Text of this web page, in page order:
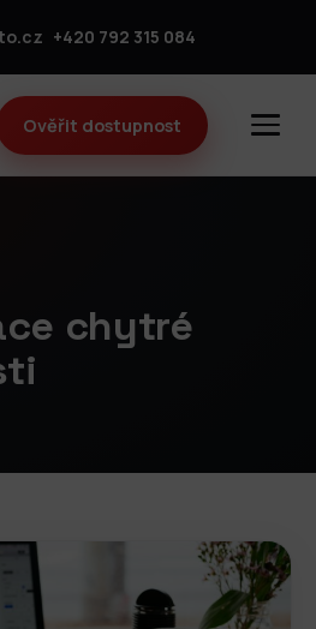
+420 792 315 084
Ověřit dostupnost
chytré